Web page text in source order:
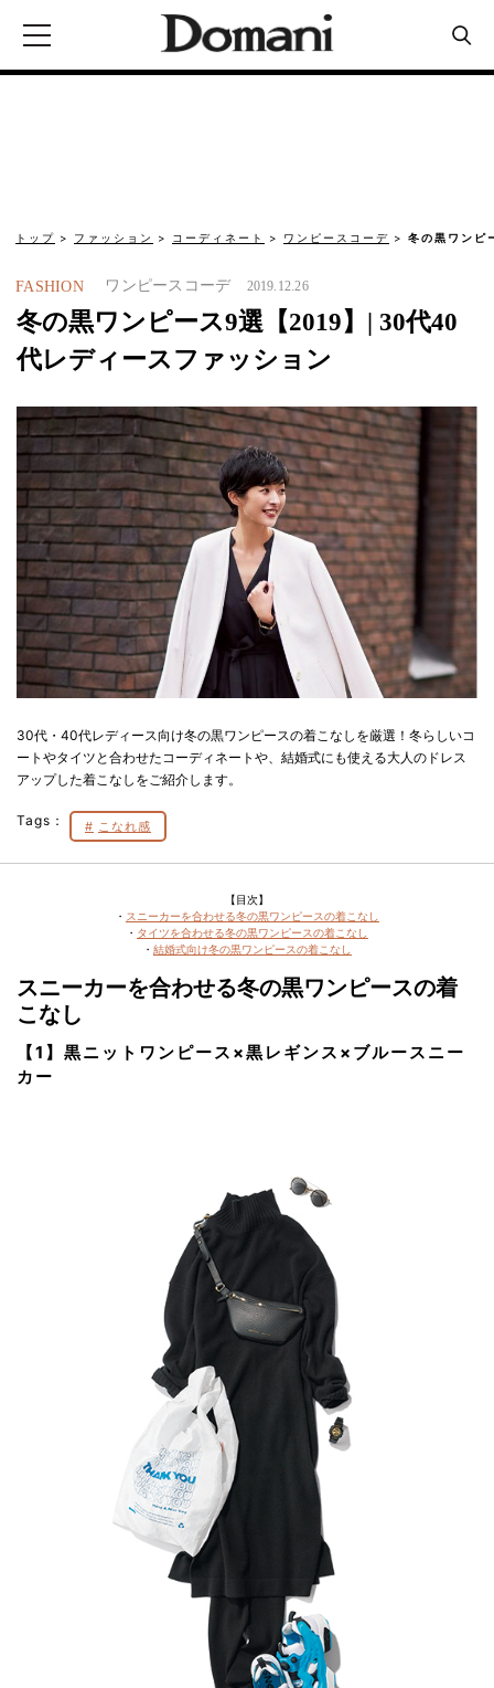
トップ ファッション コーディネート ワンピースコーデ 冬の黒ワン
FASHION ワンピースコーデ 2019.12.26
冬の黒ワンピース9選【2019】| 30代40
代レディースファッション
30代・40代レディース向け冬の黒ワンピースの着こなしを厳選！冬らしいコ
ートやタイツと合わせたコーディネートや、結婚式にも使える大人のドレス
アップした着こなしをご紹介します。
Tags： こなれ感
【目次】
・ スニーカーを合わせる冬の黒ワンピースの着こなし
・ タイツを合わせる冬の黒ワンピースの着こなし
・ 結婚式向け冬の黒ワンピースの着こなし
スニーカーを合わせる冬の黒ワンピースの着
こなし
【1】黒ニットワンピース×黒レギンス×ブルースニー
カー